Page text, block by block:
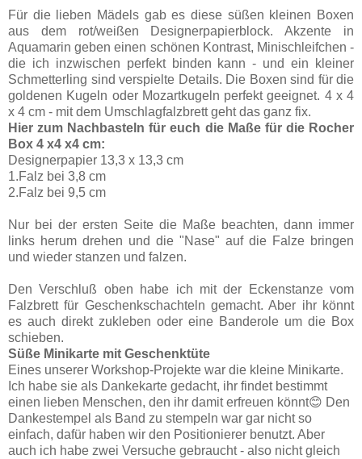
Für die lieben Mädels gab es diese süßen kleinen Boxen
aus dem rot/weißen Designerpapierblock. Akzente in
Aquamarin geben einen schönen Kontrast, Minischleifchen -
die ich inzwischen perfekt binden kann - und ein kleiner
Schmetterling sind verspielte Details. Die Boxen sind für die
goldenen Kugeln oder Mozartkugeln perfekt geeignet. 4 x 4
x 4 cm - mit dem Umschlagfalzbrett geht das ganz fix.
Hier zum Nachbasteln für euch die Maße für die Rocher
Box 4 x4 x4 cm:
Designerpapier 13,3 x 13,3 cm
1.Falz bei 3,8 cm
2.Falz bei 9,5 cm
Nur bei der ersten Seite die Maße beachten, dann immer
links herum drehen und die "Nase" auf die Falze bringen
und wieder stanzen und falzen.
Den Verschluß oben habe ich mit der Eckenstanze vom
Falzbrett für Geschenkschachteln gemacht. Aber ihr könnt
es auch direkt zukleben oder eine Banderole um die Box
schieben.
Süße Minikarte mit Geschenktüte
Eines unserer Workshop-Projekte war die kleine Minikarte.
Ich habe sie als Dankekarte gedacht, ihr findet bestimmt
einen lieben Menschen, den ihr damit erfreuen könnt😊 Den
Dankestempel als Band zu stempeln war gar nicht so
einfach, dafür haben wir den Positionierer benutzt. Aber
auch ich habe zwei Versuche gebraucht - also nicht gleich